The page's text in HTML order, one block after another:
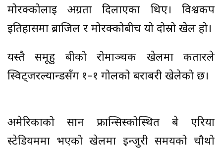
मोरक्कोलाई अग्रता दिलाएका थिए। विश्वकप
इतिहासमा ब्राजिल र मोरक्कोबीच यो दोस्रो खेल हो।
यस्तै समूहु बीको रोमाञ्चक खेलमा कतारले
स्विट्जरल्यान्डसँग १–१ गोलको बराबरी खेलेको छ।
अमेरिकाको सान फ्रान्सिस्कोस्थित बे एरिया
स्टेडियममा भएको खेलमा इन्जुरी समयको चौथो